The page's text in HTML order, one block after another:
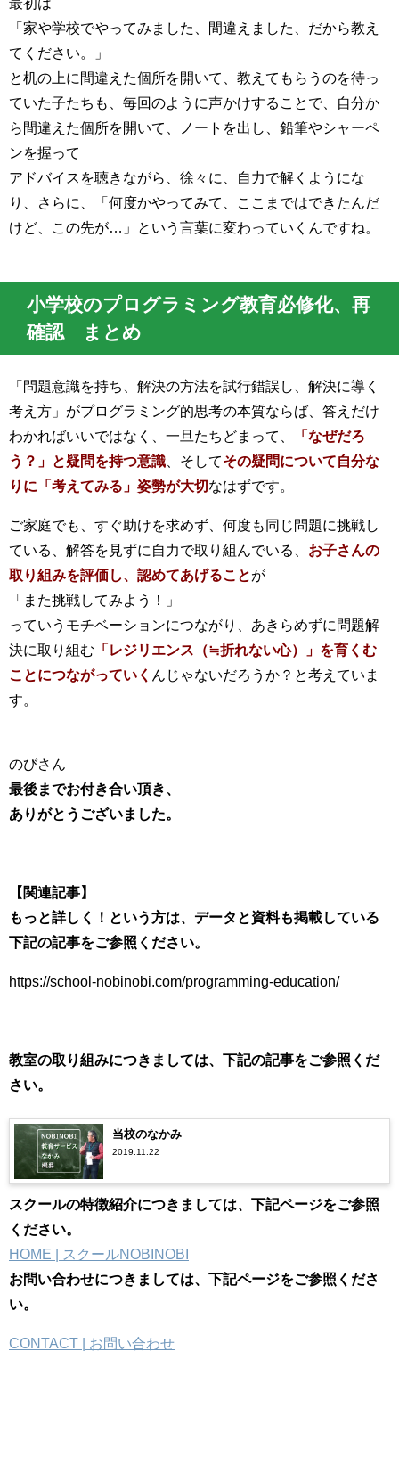
「家や学校でやってみました、間違えました、だから教え
てください。」
と机の上に間違えた個所を開いて、教えてもらうのを待っ
ていた子たちも、毎回のように声かけすることで、自分か
ら間違えた個所を開いて、ノートを出し、鉛筆やシャーペ
ンを握って
アドバイスを聴きながら、徐々に、自力で解くようにな
り、さらに、「何度かやってみて、ここまではできたんだ
けど、この先が…」という言葉に変わっていくんですね。
小学校のプログラミング教育必修化、再
確認 まとめ
「問題意識を持ち、解決の方法を試行錯誤し、解決に導く
考え方」がプログラミング的思考の本質ならば、答えだけ
わかればいいではなく、一旦たちどまって、
「なぜだろ
う？」と疑問を持つ意識 、そしてその疑問について自分な
りに「考えてみる」姿勢が大切なはずです。
ご家庭でも、すぐ助けを求めず、何度も同じ問題に挑戦し
ている、解答を見ずに自力で取り組んでいる、 お子さんの
取り組みを評価し、認めてあげることが
「また挑戦してみよう！」
っていうモチベーションにつながり、あきらめずに問題解
決に取り組む 「レジリエンス（≒折れない心）」を育くむ
ことにつながっていく んじゃないだろうか？と考えていま
す。
のびさん
最後までお付き合い頂き、
ありがとうございました。
【関連記事】
もっと詳しく！という方は、データと資料も掲載している
下記の記事をご参照ください。
https://school-nobinobi.com/programming-education/
教室の取り組みにつきましては、下記の記事をご参照くだ
さい。
当校のなかみ
2019.11.22
スクールの特徴紹介につきましては、下記ページをご参照
ください。
HOME | スクールNOBINOBI
お問い合わせにつきましては、下記ページをご参照くださ
い。
CONTACT | お問い合わせ